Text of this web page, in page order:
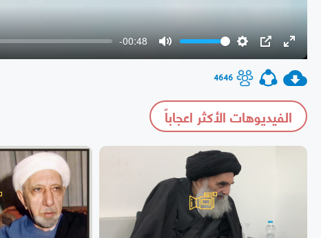
-00:48
Mute
Settings
PIP Enter
4646
الفيديوهات الأكثر اعجاباً